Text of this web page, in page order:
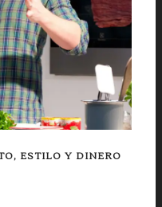
ESTILO Y DINERO